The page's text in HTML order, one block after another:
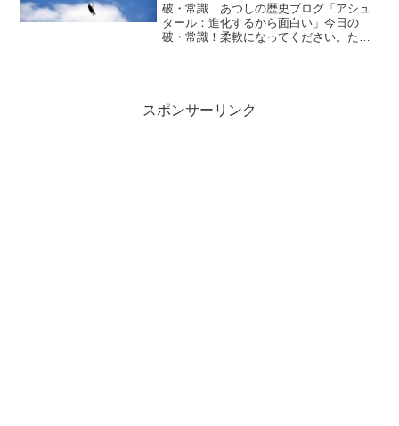
破・常識 あつしの歴史ブログ「アシュ
タール：進化するから面白い」今日の
破・常識！柔軟になってください。たく
スポンサーリンク